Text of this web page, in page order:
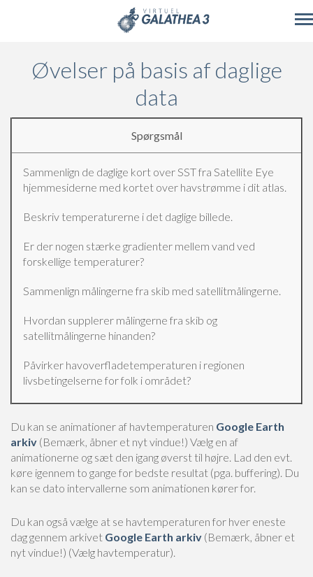
Øvelser på basis af daglige
data
Spørgsmål
Sammenlign de daglige kort over SST fra Satellite Eye
hjemmesiderne med kortet over havstrømme i dit atlas.
Beskriv temperaturerne i det daglige billede.
Er der nogen stærke gradienter mellem vand ved
forskellige temperaturer?
Sammenlign målingerne fra skib med satellitmålingerne.
Hvordan supplerer målingerne fra skib og
satellitmålingerne hinanden?
Påvirker havoverfladetemperaturen i regionen
livsbetingelserne for folk i området?
Du kan se animationer af havtemperaturen Google Earth
arkiv (Bemærk, åbner et nyt vindue!) Vælg en af
animationerne og sæt den igang øverst til højre. Lad den evt.
køre igennem to gange for bedste resultat (pga. buffering). Du
kan se dato intervallerne som animationen kører for.
Du kan også vælge at se havtemperaturen for hver eneste
dag gennem arkivet Google Earth arkiv (Bemærk, åbner et
nyt vindue!) (Vælg havtemperatur).